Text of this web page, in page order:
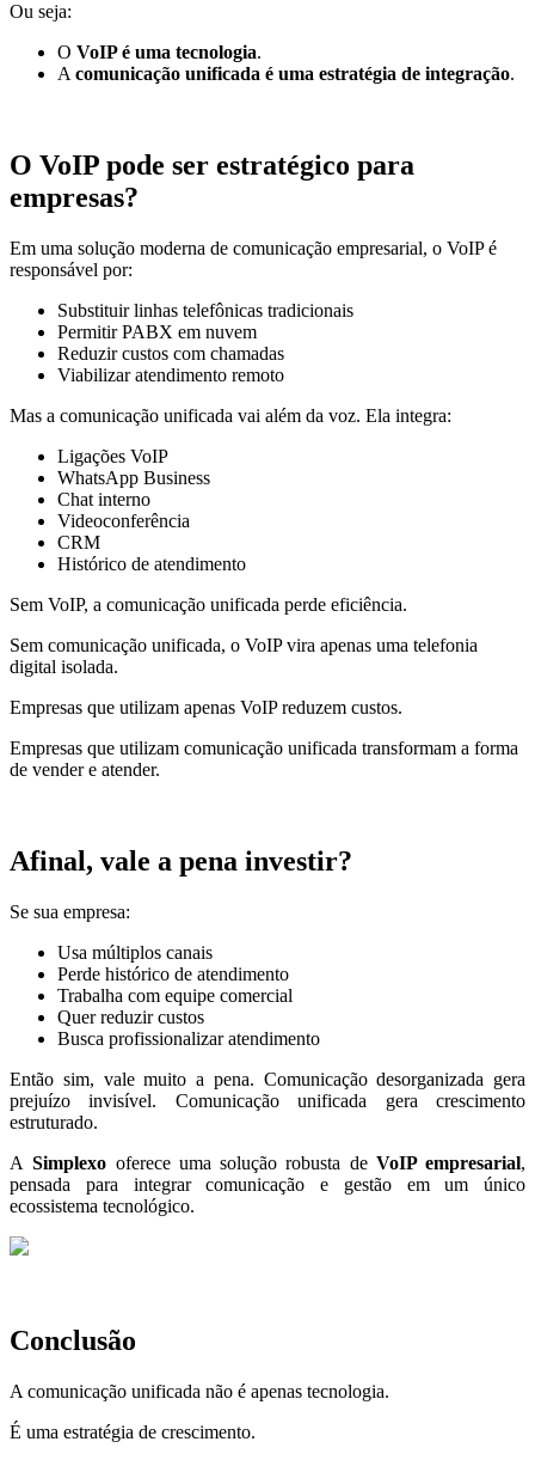
Ou seja:
O VoIP é uma tecnologia.
A comunicação unificada é uma estratégia de integração.
O VoIP pode ser estratégico para
empresas?
Em uma solução moderna de comunicação empresarial, o VoIP é
responsável por:
Substituir linhas telefônicas tradicionais
Permitir PABX em nuvem
Reduzir custos com chamadas
Viabilizar atendimento remoto
Mas a comunicação unificada vai além da voz. Ela integra:
Ligações VoIP
WhatsApp Business
Chat interno
Videoconferência
CRM
Histórico de atendimento
Sem VoIP, a comunicação unificada perde eficiência.
Sem comunicação unificada, o VoIP vira apenas uma telefonia
digital isolada.
Empresas que utilizam apenas VoIP reduzem custos.
Empresas que utilizam comunicação unificada transformam a forma
de vender e atender.
Afinal, vale a pena investir?
Se sua empresa:
Usa múltiplos canais
Perde histórico de atendimento
Trabalha com equipe comercial
Quer reduzir custos
Busca profissionalizar atendimento
Então sim, vale muito a pena. Comunicação desorganizada gera
prejuízo invisível. Comunicação unificada gera crescimento
estruturado.
ASimplexo oferece uma solução robusta de VoIP empresarial,
pensada para integrar comunicação e gestão em um único
ecossistema tecnológico.
Conclusão
A comunicação unificada não é apenas tecnologia.
É uma estratégia de crescimento.